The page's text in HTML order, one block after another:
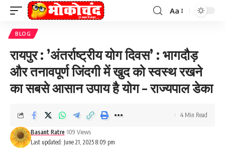
Font
Aa
BLOG
रायपुर : ’अंतर्राष्ट्रीय योग दिवस’ : भागदौड़
और तनावपूर्ण जिंदगी में खुद को स्वस्थ रखने
का सबसे आसान उपाय है योग – राज्यपाल डेका
Last updated: June 21, 2025 8:09 pm
Basant Ratre 109 Views
4 Min Read